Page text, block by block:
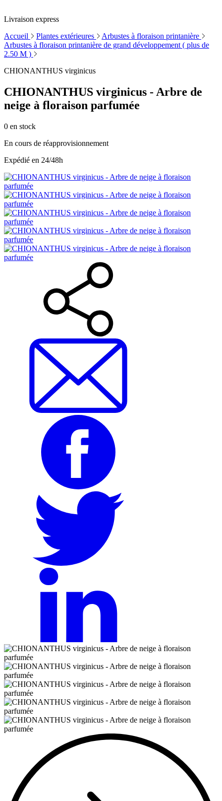
Livraison express
Accueil
Plantes extérieures
Arbustes à floraison printanière
Arbustes à floraison printanière de grand développement ( plus de
2.50 M )
CHIONANTHUS virginicus
CHIONANTHUS virginicus - Arbre de
neige à floraison parfumée
0 en stock
En cours de réapprovisionnement
Expédié en 24/48h